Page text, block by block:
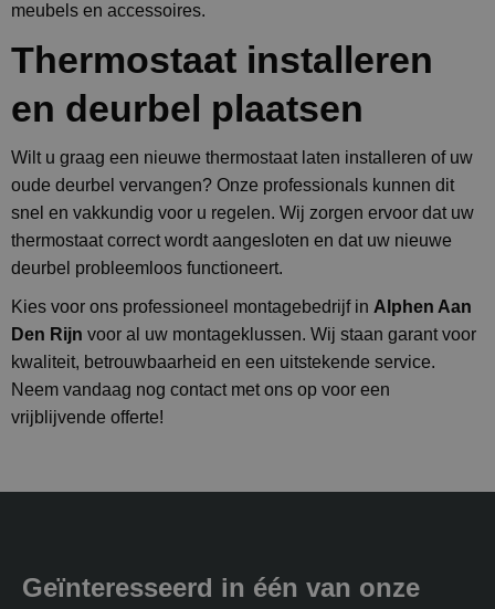
meubels en accessoires.
Thermostaat installeren
en deurbel plaatsen
Wilt u graag een nieuwe thermostaat laten installeren of uw
oude deurbel vervangen? Onze professionals kunnen dit
snel en vakkundig voor u regelen. Wij zorgen ervoor dat uw
thermostaat correct wordt aangesloten en dat uw nieuwe
deurbel probleemloos functioneert.
Kies voor ons professioneel montagebedrijf in Alphen Aan
Den Rijn voor al uw montageklussen. Wij staan garant voor
kwaliteit, betrouwbaarheid en een uitstekende service.
Neem vandaag nog contact met ons op voor een
vrijblijvende offerte!
Geïnteresseerd in één van onze